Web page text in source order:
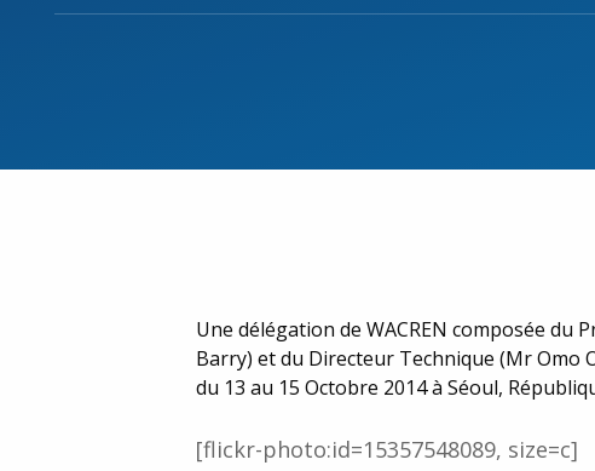
Une délégation de WACREN composée du
Barry) et du Directeur Technique (Mr Omo
du 13 au 15 Octobre 2014 à Séoul,
[flickr-photo:id=15357548089, size=c]